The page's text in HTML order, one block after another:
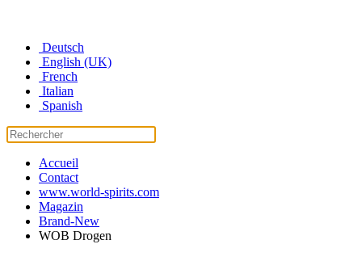
Deutsch
English (UK)
French
Italian
Spanish
Accueil
Contact
www.world-spirits.com
Magazin
Brand-New
WOB Drogen